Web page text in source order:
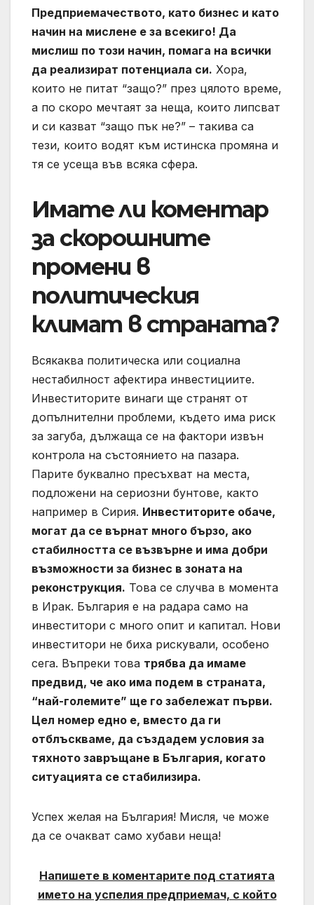
Предприемачеството, като бизнес и като
начин на мислене е за всекиго! Да
мислиш по този начин, помага на всички
да реализират потенциала си. Хора,
които не питат “защо?” през цялото време,
а по скоро мечтаят за неща, които липсват
и си казват “защо пък не?” – такива са
тези, които водят към истинска промяна и
тя се усеща във всяка сфера.
Имате ли коментар
за скорошните
промени в
политическия
климат в страната?
Всякаква политическа или социална
нестабилност афектира инвестициите.
Инвеститорите винаги ще странят от
допълнителни проблеми, където има риск
за загуба, дължаща се на фактори извън
контрола на състоянието на пазара.
Парите буквално пресъхват на места,
подложени на сериозни бунтове, както
например в Сирия. Инвеститорите обаче,
могат да се върнат много бързо, ако
стабилността се възвърне и има добри
възможности за бизнес в зоната на
реконструкция. Това се случва в момента
в Ирак. България е на радара само на
инвеститори с много опит и капитал. Нови
инвеститори не биха рискували, особено
сега. Въпреки това трябва да имаме
предвид, че ако има подем в страната,
“най-големите” ще го забележат първи.
Цел номер едно е, вместо да ги
отблъскваме, да създадем условия за
тяхното завръщане в България, когато
ситуацията се стабилизира.
Успех желая на България! Мисля, че може
да се очакват само хубави неща!
Напишете в коментарите под статията
името на успелия предприемач, с който